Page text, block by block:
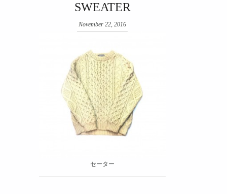
SWEATER
November 22, 2016
セーター